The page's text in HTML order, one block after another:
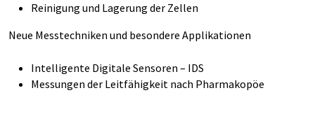
Reinigung und Lagerung der Zellen
Neue Messtechniken und besondere Applikationen
Intelligente Digitale Sensoren – IDS
Messungen der Leitfähigkeit nach Pharmakopöe